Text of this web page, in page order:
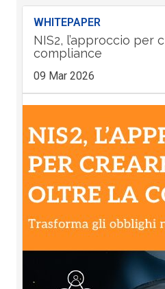
WHITEPAPER
NIS2, l’approccio per
compliance
09 Mar 2026